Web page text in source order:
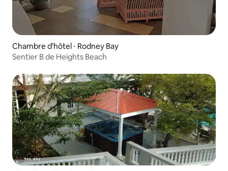
Chambre d'hôtel ⋅ Rodney Bay
Sentier B de Heights Beach